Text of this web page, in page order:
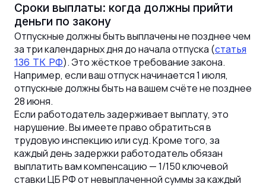
Сроки выплаты: когда должны прийти
деньги по закону
Отпускные должны быть выплачены не позднее чем
за три календарных дня до начала отпуска (статья
136 ТК РФ). Это жёсткое требование закона.
Например, если ваш отпуск начинается 1 июля,
отпускные должны быть на вашем счёте не позднее
28 июня.
Если работодатель задерживает выплату, это
нарушение. Вы имеете право обратиться в
трудовую инспекцию или суд. Кроме того, за
каждый день задержки работодатель обязан
выплатить вам компенсацию — 1/150 ключевой
ставки ЦБ РФ от невыплаченной суммы за каждый